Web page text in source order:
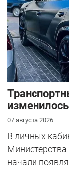
07 августа 2026
В личных
начали